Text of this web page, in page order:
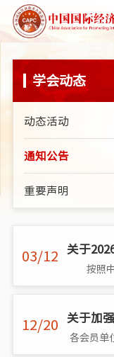
学会动态
动态活动
通知公告
重要声明
03/12 关于
12/20 关于加